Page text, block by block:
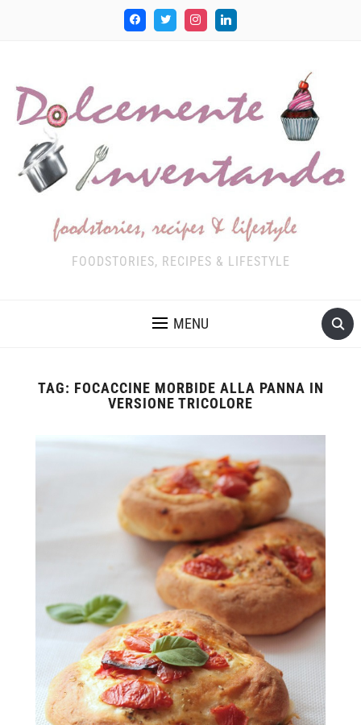
FOODSTORIES, RECIPES & LIFESTYLE
MENU
TAG: FOCACCINE MORBIDE ALLA PANNA IN
VERSIONE TRICOLORE